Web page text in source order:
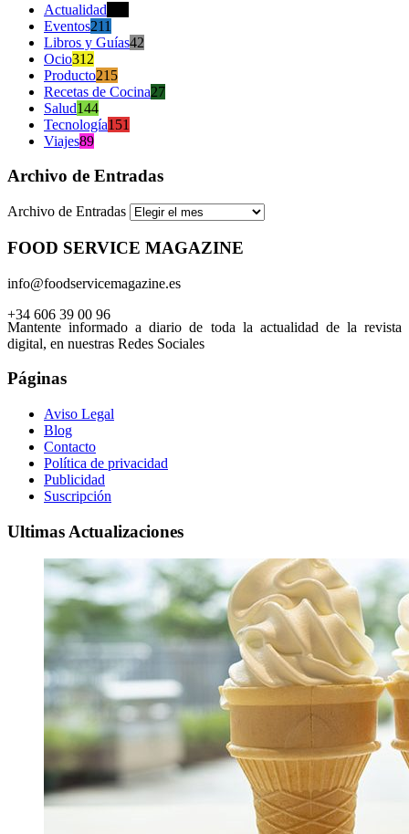
Actualidad
Eventos211
Libros y Guías42
Ocio312
Producto215
Recetas de Cocina27
Salud144
Tecnología151
Viajes89
Archivo de Entradas
Archivo de Entradas
FOOD SERVICE MAGAZINE
info@foodservicemagazine.es
+34 606 39 00 96
Mantente informado a diario de toda la actualidad de la revista
digital, en nuestras Redes Sociales
Páginas
Aviso Legal
Blog
Contacto
Política de privacidad
Publicidad
Suscripción
Ultimas Actualizaciones